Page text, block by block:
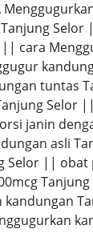
Selor
cara
tuntas
Selor
janin
asli
Selor || obat